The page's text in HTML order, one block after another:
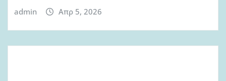
admin Απρ 5, 2026